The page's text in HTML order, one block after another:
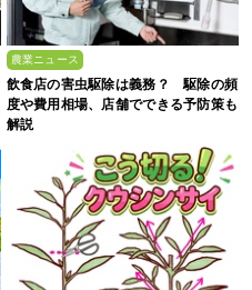
農業ニュース
飲食店の害虫駆除は義務？ 駆除の頻
度や費用相場、店舗でできる予防策も
解説